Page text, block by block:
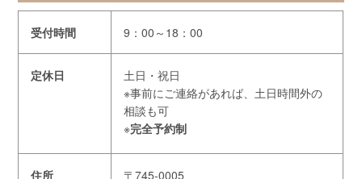
受付時間 9：00～18：00
定休日
土日・祝日
※事前にご連絡があれば、土日時間外の
相談も可
※完全予約制
住所
〒745-0005